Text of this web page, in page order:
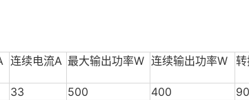
连续电流A 最大输出功率W 连续输出功率W 转
33 500 400